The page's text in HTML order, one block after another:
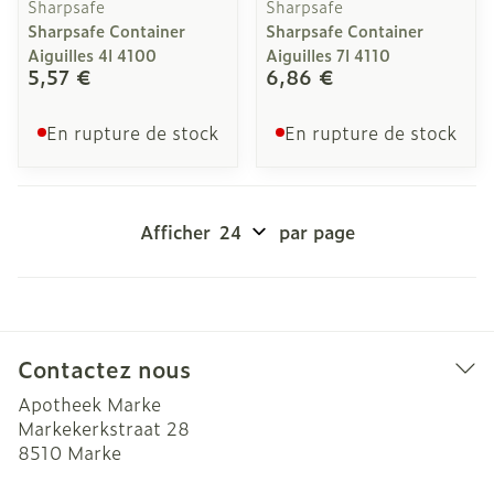
Sharpsafe
Sharpsafe Container
Aiguilles 4l 4100
5,57 €
En rupture de stock
Sharpsafe
Sharpsafe Container
Aiguilles 7l 4110
6,86 €
En rupture de stock
Afficher par page
Contactez nous
Apotheek Marke
Markekerkstraat 28
8510 Marke